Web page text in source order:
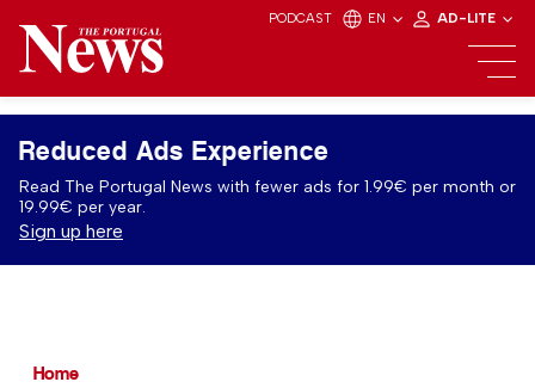
PODCAST EN AD-LITE
Reduced Ads Experience
Read The Portugal News with fewer ads for 1.99€ per month or
19.99€ per year.
Sign up here
Home